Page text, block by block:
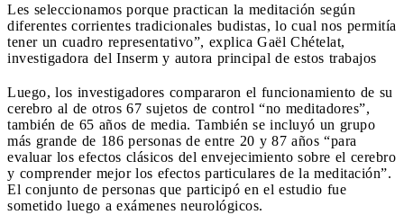
Les seleccionamos porque practican la meditación según
diferentes corrientes tradicionales budistas, lo cual nos permitía
tener un cuadro representativo”, explica Gaël Chételat,
investigadora del Inserm y autora principal de estos trabajos
Luego, los investigadores compararon el funcionamiento de su
cerebro al de otros 67 sujetos de control “no meditadores”,
también de 65 años de media. También se incluyó un grupo
más grande de 186 personas de entre 20 y 87 años “para
evaluar los efectos clásicos del envejecimiento sobre el cerebro
y comprender mejor los efectos particulares de la meditación”.
El conjunto de personas que participó en el estudio fue
sometido luego a exámenes neurológicos.